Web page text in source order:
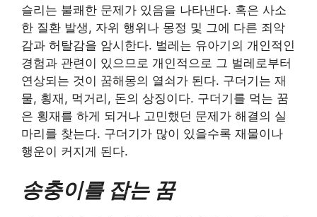
슬리는 불쾌한 문제가 있음을 나타낸다. 혹은 사소
한 질환 발생, 자위 행위나 몽정 및 그에 다른 죄악
감과 허탈감을 암시한다. 벌레는 유아기의 개인적인
경험과 관련이 있으므로 개인적으로 그 벌레로부터
연상되는 것이 꿈해몽의 열쇠가 된다. 구더기는 재
물, 횡재, 먹거리, 돈의 상징이다. 구더기를 먹는 꿈
은 횡재를 하게 되거나 고민했던 문제가 해결의 실
마리를 찾는다. 구더기가 많이 있을수록 재물이나
행운이 커지게 된다.
송충이를 잡는 꿈